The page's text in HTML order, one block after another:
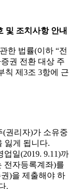
및 조치사항 안내
한 법률(이하 “전
권 전환 대상 주
칙 제3조 3항에 근
(권리자)가 소유중
잃게 됩니다.
일(2019. 9.11)까
전자등록계좌)를
)을 제출해야 하
.